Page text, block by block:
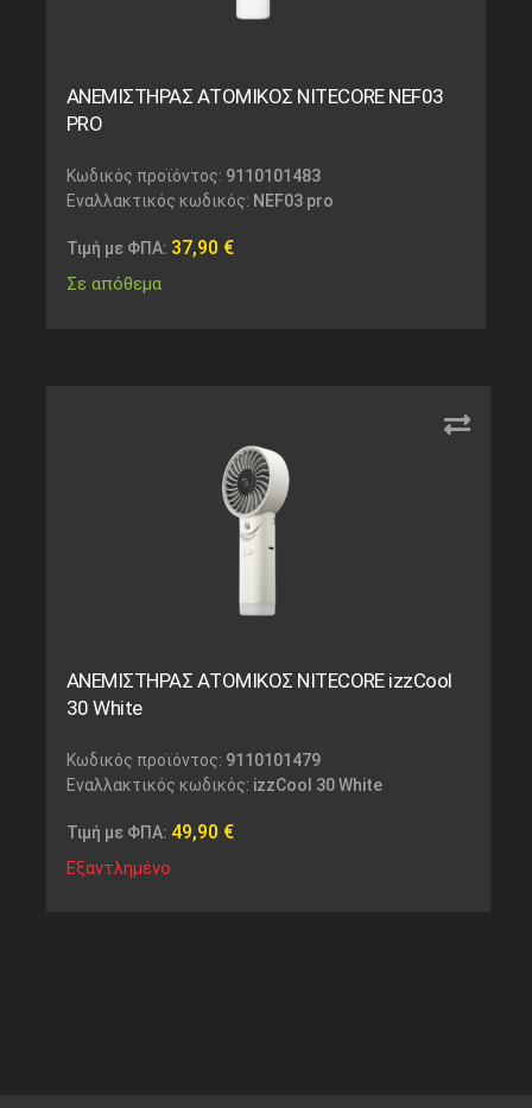
ΑΝΕΜΙΣΤΗΡΑΣ ΑΤΟΜΙΚΟΣ NITECORE NEF03
PRO
Κωδικός προϊόντος: 9110101483
Εναλλακτικός κωδικός: NEF03 pro
Τιμή με ΦΠΑ: 37,90 €
Σε απόθεμα
ΑΝΕΜΙΣΤΗΡΑΣ ΑΤΟΜΙΚΟΣ NITECORE izzCool
30 White
Κωδικός προϊόντος: 9110101479
Εναλλακτικός κωδικός: izzCool 30 White
Τιμή με ΦΠΑ: 49,90 €
Εξαντλημένο